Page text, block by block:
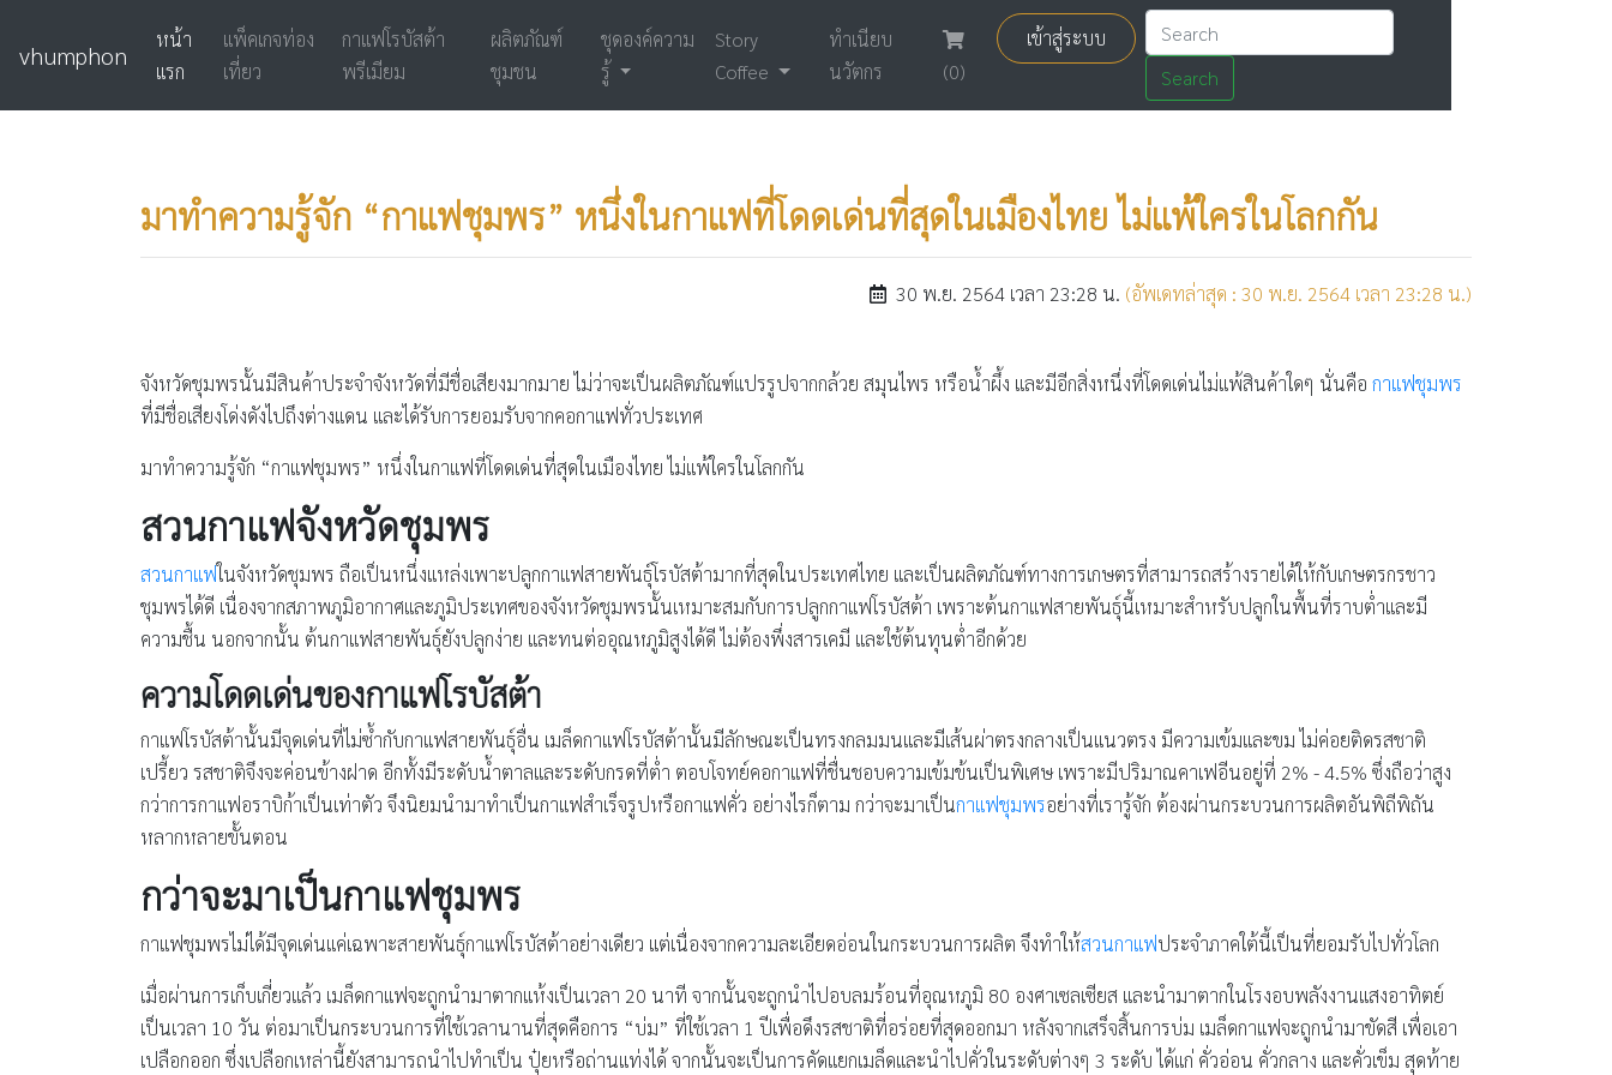
vhumphon
หน้า
แรก
แพ็คเกจท่อง
เที่ยว
กาแฟโรบัสต้า
พรีเมียม
ผลิตภัณฑ์
ชุมชน
ชุดองค์ความ
รู้
Story
Coffee
ทำเนียบ
นวัตกร
(0)
เข้าสู่ระบบ
Search
มาทำความรู้จัก “กาแฟชุมพร” หนึ่งในกาแฟที่โดดเด่นที่สุดในเมืองไทย ไม่แพ้ใครในโลกกัน
30 พ.ย. 2564 เวลา 23:28 น. (อัพเดทล่าสุด : 30 พ.ย. 2564 เวลา 23:28 น.)
จังหวัดชุมพรนั้นมีสินค้าประจำจังหวัดที่มีชื่อเสียงมากมาย ไม่ว่าจะเป็นผลิตภัณฑ์แปรรูปจากกล้วย สมุนไพร หรือน้ำผึ้ง และมีอีกสิ่งหนึ่งที่โดดเด่นไม่แพ้สินค้าใดๆ นั่นคือ กาแฟชุมพร
ที่มีชื่อเสียงโด่งดังไปถึงต่างแดน และได้รับการยอมรับจากคอกาแฟทั่วประเทศ
มาทำความรู้จัก “กาแฟชุมพร” หนึ่งในกาแฟที่โดดเด่นที่สุดในเมืองไทย ไม่แพ้ใครในโลกกัน
สวนกาแฟจังหวัดชุมพร
สวนกาแฟในจังหวัดชุมพร ถือเป็นหนึ่งแหล่งเพาะปลูกกาแฟสายพันธุ์โรบัสต้ามากที่สุดในประเทศไทย และเป็นผลิตภัณฑ์ทางการเกษตรที่สามารถสร้างรายได้ให้กับเกษตรกรชาว
ชุมพรได้ดี เนื่องจากสภาพภูมิอากาศและภูมิประเทศของจังหวัดชุมพรนั้นเหมาะสมกับการปลูกกาแฟโรบัสต้า เพราะต้นกาแฟสายพันธุ์นี้เหมาะสำหรับปลูกในพื้นที่ราบต่ำและมี
ความชื้น นอกจากนั้น ต้นกาแฟสายพันธุ์ยังปลูกง่าย และทนต่ออุณหภูมิสูงได้ดี ไม่ต้องพึ่งสารเคมี และใช้ต้นทุนต่ำอีกด้วย
ความโดดเด่นของกาแฟโรบัสต้า
กาแฟโรบัสต้านั้นมีจุดเด่นที่ไม่ซ้ำกับกาแฟสายพันธุ์อื่น เมล็ดกาแฟโรบัสต้านั้นมีลักษณะเป็นทรงกลมมนและมีเส้นผ่าตรงกลางเป็นแนวตรง มีความเข้มและขม ไม่ค่อยติดรสชาติ
เปรี้ยว รสชาติจึงจะค่อนข้างฝาด อีกทั้งมีระดับน้ำตาลและระดับกรดที่ต่ำ ตอบโจทย์คอกาแฟที่ชื่นชอบความเข้มข้นเป็นพิเศษ เพราะมีปริมาณคาเฟอีนอยู่ที่ 2% - 4.5% ซึ่งถือว่าสูง
กว่าการกาแฟอราบิก้าเป็นเท่าตัว จึงนิยมนำมาทำเป็นกาแฟสำเร็จรูปหรือกาแฟคั่ว อย่างไรก็ตาม กว่าจะมาเป็นกาแฟชุมพรอย่างที่เรารู้จัก ต้องผ่านกระบวนการผลิตอันพิถีพิถัน
หลากหลายขั้นตอน
กว่าจะมาเป็นกาแฟชุมพร
กาแฟชุมพรไม่ได้มีจุดเด่นแค่เฉพาะสายพันธุ์กาแฟโรบัสต้าอย่างเดียว แต่เนื่องจากความละเอียดอ่อนในกระบวนการผลิต จึงทำให้สวนกาแฟประจำภาคใต้นี้เป็นที่ยอมรับไปทั่วโลก
เมื่อผ่านการเก็บเกี่ยวแล้ว เมล็ดกาแฟจะถูกนำมาตากแห้งเป็นเวลา 20 นาที จากนั้นจะถูกนำไปอบลมร้อนที่อุณหภูมิ 80 องศาเซลเซียส และนำมาตากในโรงอบพลังงานแสงอาทิตย์
เป็นเวลา 10 วัน ต่อมาเป็นกระบวนการที่ใช้เวลานานที่สุดคือการ “บ่ม” ที่ใช้เวลา 1 ปีเพื่อดึงรสชาติที่อร่อยที่สุดออกมา หลังจากเสร็จสิ้นการบ่ม เมล็ดกาแฟจะถูกนำมาขัดสี เพื่อเอา
เปลือกออก ซึ่งเปลือกเหล่านี้ยังสามารถนำไปทำเป็น ปุ๋ยหรือถ่านแท่งได้ จากนั้นจะเป็นการคัดแยกเมล็ดและนำไปคั่วในระดับต่างๆ 3 ระดับ ได้แก่ คั่วอ่อน คั่วกลาง และคั่วเข็ม สุดท้าย